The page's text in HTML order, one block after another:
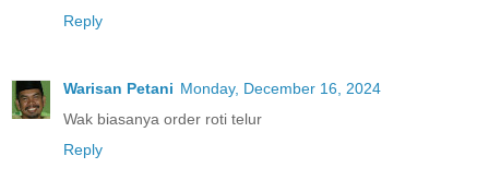
Reply
Warisan Petani Monday, December 16, 2024
Wak biasanya order roti telur
Reply